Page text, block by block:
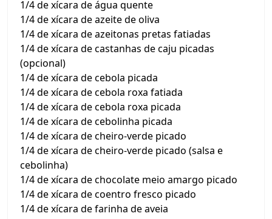
1/4 de xícara de água quente
1/4 de xícara de azeite de oliva
1/4 de xícara de azeitonas pretas fatiadas
1/4 de xícara de castanhas de caju picadas
(opcional)
1/4 de xícara de cebola picada
1/4 de xícara de cebola roxa fatiada
1/4 de xícara de cebola roxa picada
1/4 de xícara de cebolinha picada
1/4 de xícara de cheiro-verde picado
1/4 de xícara de cheiro-verde picado (salsa e
cebolinha)
1/4 de xícara de chocolate meio amargo picado
1/4 de xícara de coentro fresco picado
1/4 de xícara de farinha de aveia